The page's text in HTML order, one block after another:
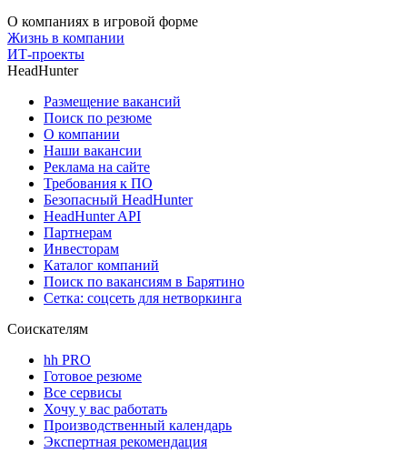
О компаниях в игровой форме
Жизнь в компании
ИТ-проекты
HeadHunter
Размещение вакансий
Поиск по резюме
О компании
Наши вакансии
Реклама на сайте
Требования к ПО
Безопасный HeadHunter
HeadHunter API
Партнерам
Инвесторам
Каталог компаний
Поиск по вакансиям в Барятино
Сетка: соцсеть для нетворкинга
Соискателям
hh PRO
Готовое резюме
Все сервисы
Хочу у вас работать
Производственный календарь
Экспертная рекомендация